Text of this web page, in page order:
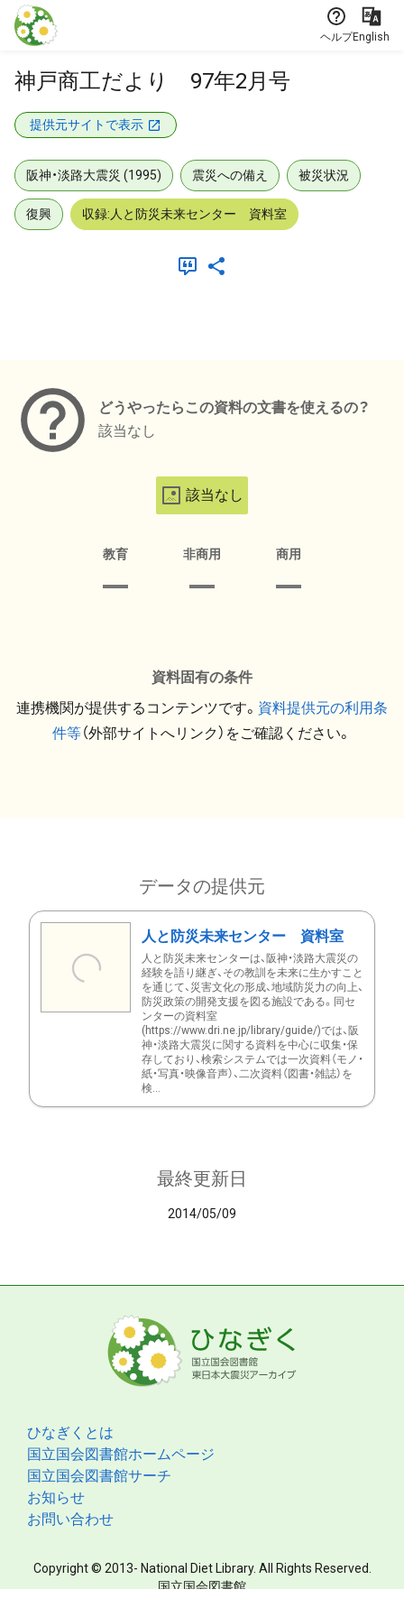
本文に飛ぶ
ヘルプEnglish
神戸商工だより 97年2月号
提供元サイトで表示
阪神・淡路大震災 (1995) 震災への備え 被災状況
復興 収録:人と防災未来センター 資料室
どうやったらこの資料の文書を使えるの？
該当なし
該当なし
教育 非商用 商用
資料固有の条件
連携機関が提供するコンテンツです。 資料提供元の利用条
件等（外部サイトへリンク）をご確認ください。
データの提供元
人と防災未来センター 資料室
人と防災未来センターは、阪神・淡路大震災の
経験を語り継ぎ、その教訓を未来に生かすこと
を通じて、災害文化の形成、地域防災力の向上、
防災政策の開発支援を図る施設である。同セ
ンターの資料室
(https://www.dri.ne.jp/library/guide/)では、阪
神・淡路大震災に関する資料を中心に収集・保
存しており、検索システムでは一次資料（モノ・
紙・写真・映像音声）、二次資料（図書・雑誌）を
検...
最終更新日
2014/05/09
ひなぎくとは
国立国会図書館ホームページ
国立国会図書館サーチ
お知らせ
お問い合わせ
Copyright © 2013- National Diet Library. All Rights Reserved.